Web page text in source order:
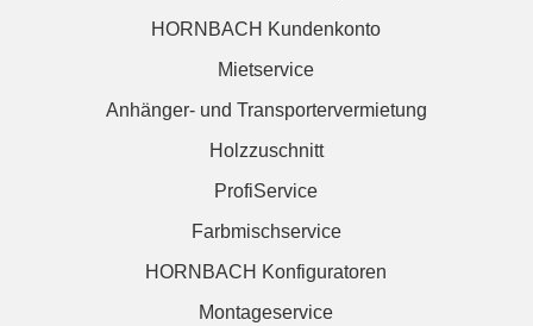
HORNBACH Kundenkonto
Mietservice
Anhänger- und Transportervermietung
Holzzuschnitt
ProfiService
Farbmischservice
HORNBACH Konfiguratoren
Montageservice